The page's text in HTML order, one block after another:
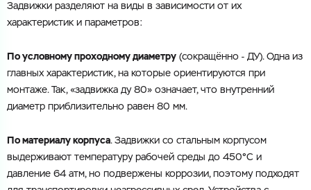
Задвижки разделяют на виды в зависимости от их
характеристик и параметров:
По условному проходному диаметру (сокращённо - ДУ). Одна из
главных характеристик, на которые ориентируются при
монтаже. Так, «задвижка ду 80» означает, что внутренний
диаметр приблизительно равен 80 мм.
По материалу корпуса. Задвижки со стальным корпусом
выдерживают температуру рабочей среды до 450°С и
давление 64 атм, но подвержены коррозии, поэтому подходят